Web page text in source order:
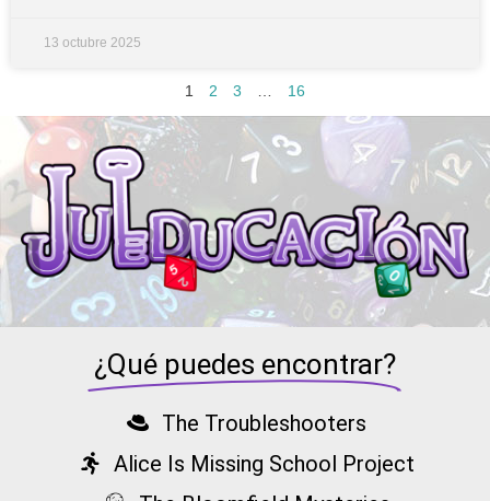
13 octubre 2025
1 2 3 16
¿Qué puedes encontrar?
The Troubleshooters
Alice Is Missing School Project